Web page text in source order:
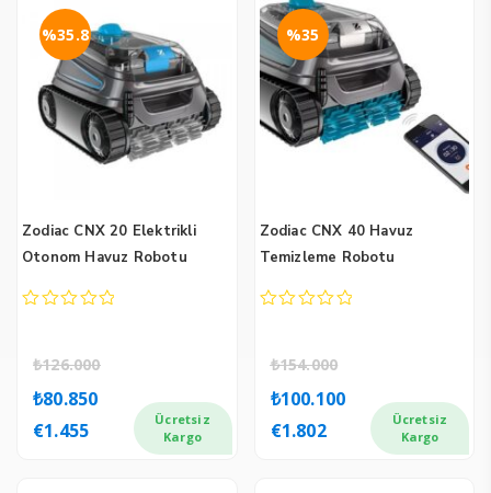
Zodiac CNX 20 Elektrikli
Otonom Havuz Robotu
₺126.000
Orijinal
fiyat:
₺126.000.
₺80.850Şu
andaki
fiyat:
₺80.850.
%35.8
€1.455
Ücretsiz
Kargo
Zodiac CNX 40 Havuz
Temizleme Robotu
₺154.000
Orijinal
fiyat:
₺154.000.
₺100.100Şu
andaki
fiyat:
%35
€1.802
Ücretsiz
Kargo